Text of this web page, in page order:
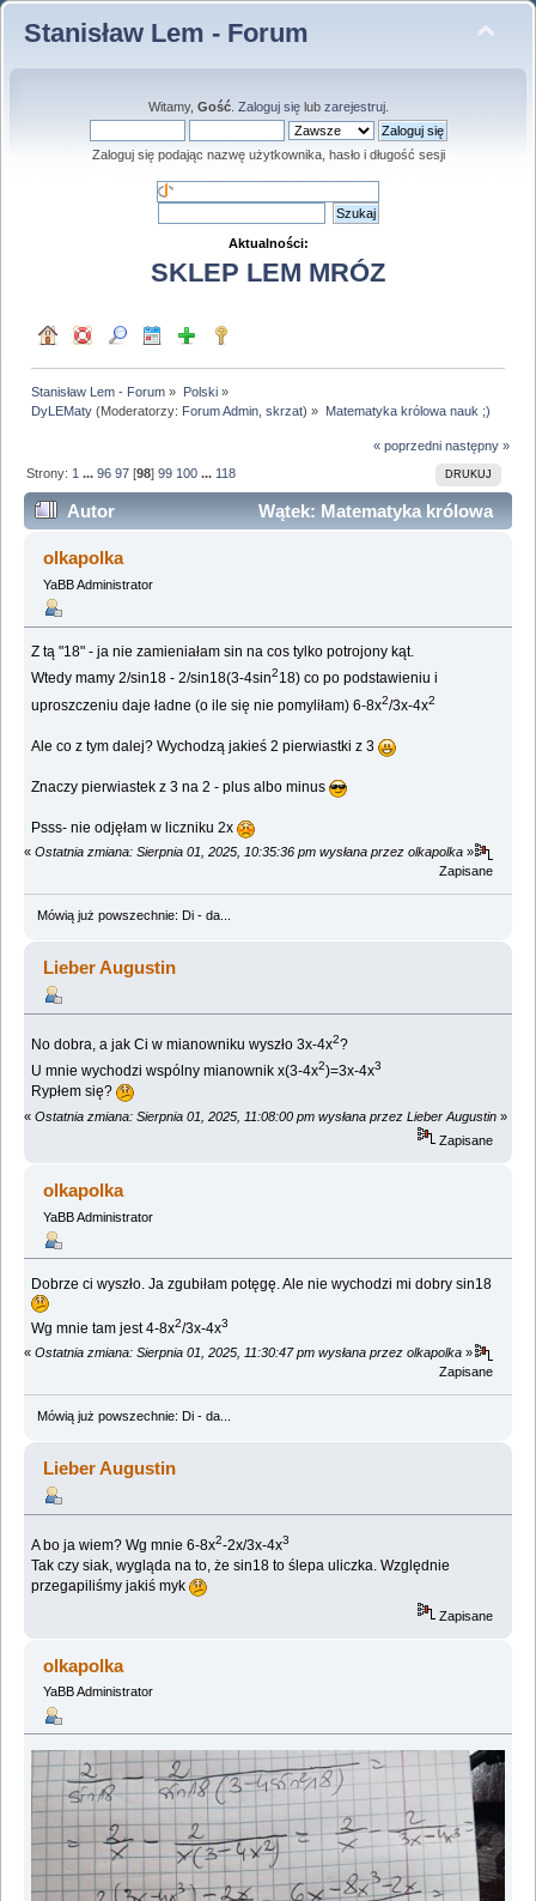
Stanisław Lem - Forum
Witamy, Gość. Zaloguj sięlub zarejestruj.
Zaloguj się podając nazwę użytkownika, hasło i długość sesji
Aktualności:
SKLEP LEM MRÓZ
Stanisław Lem - Forum » Polski»
DyLEMaty (Moderatorzy: Forum Admin ,skrzat) » Matematyka królowa nauk ;)
« poprzedni następny »
DRUKUJ
Strony: 1 ...96 97 [98]99 100 ... 118
Autor
Wątek: Matematyka królowa
nauk ;) (Przeczytany 1975676 razy)
olkapolka
YaBB Administrator
Z tą "18" - ja nie zamieniałam sin na cos tylko potrojony kąt.
Wtedy mamy 2/sin18 - 2/sin18(3-4sin218) co po podstawieniu i
uproszczeniu daje ładne (o ile się nie pomyliłam) 6-8x2/3x-4x2
Ale co z tym dalej? Wychodzą jakieś 2 pierwiastki z 3
Znaczy pierwiastek z 3 na 2 - plus albo minus
Psss- nie odjęłam w liczniku 2x
« Ostatnia zmiana: Sierpnia 01, 2025, 10:35:36 pm wysłana przez olkapolka »
Zapisane
Mówią już powszechnie: Di - da...
Lieber Augustin
No dobra, a jak Ci w mianowniku wyszło 3x-4x2?
U mnie wychodzi wspólny mianownik x(3-4x2)=3x-4x3
Rypłem się?
« Ostatnia zmiana: Sierpnia 01, 2025, 11:08:00 pm wysłana przez Lieber Augustin »
Zapisane
olkapolka
YaBB Administrator
Dobrze ci wyszło. Ja zgubiłam potęgę. Ale nie wychodzi mi dobry sin18
Wg mnie tam jest 4-8x2/3x-4x3
« Ostatnia zmiana: Sierpnia 01, 2025, 11:30:47 pm wysłana przez olkapolka »
Zapisane
Mówią już powszechnie: Di - da...
Lieber Augustin
A bo ja wiem? Wg mnie 6-8x2-2x/3x-4x3
Tak czy siak, wygląda na to, że sin18 to ślepa uliczka. Względnie
przegapiliśmy jakiś myk
Zapisane
olkapolka
YaBB Administrator